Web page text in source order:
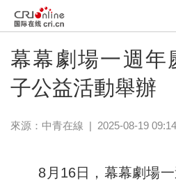
幕幕劇場一週年
子公益活動舉辦
來源：中青在線 | 2025-08-19
8月16日，幕幕劇場一